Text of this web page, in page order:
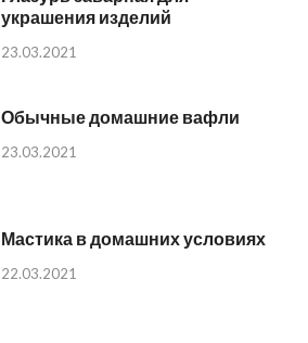
украшения изделий
23.03.2021
Обычные домашние вафли
23.03.2021
Мастика в домашних условиях
22.03.2021